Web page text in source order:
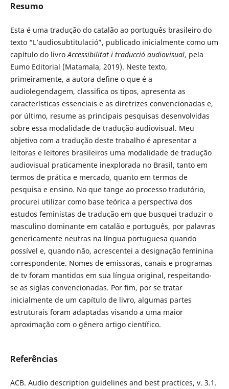
Resumo
Esta é uma tradução do catalão ao português brasileiro do
texto “L’audiosubtitulació”, publicado inicialmente como um
capítulo do livroAccessibilitat i traducció audiovisual, pela
Eumo Editorial (Matamala, 2019). Neste texto,
primeiramente, a autora define o que é a
audiolegendagem, classifica os tipos, apresenta as
características essenciais e as diretrizes convencionadas e,
por último, resume as principais pesquisas desenvolvidas
sobre essa modalidade de tradução audiovisual. Meu
objetivo com a tradução deste trabalho é apresentar a
leitoras e leitores brasileiros uma modalidade de tradução
audiovisual praticamente inexplorada no Brasil, tanto em
termos de prática e mercado, quanto em termos de
pesquisa e ensino. No que tange ao processo tradutório,
procurei utilizar como base teórica a perspectiva dos
estudos feministas de tradução em que busquei traduzir o
masculino dominante em catalão e português, por palavras
genericamente neutras na língua portuguesa quando
possível e, quando não, acrescentei a designação feminina
correspondente. Nomes de emissoras, canais e programas
de tv foram mantidos em sua língua original, respeitando-
se as siglas convencionadas. Por fim, por se tratar
inicialmente de um capítulo de livro, algumas partes
estruturais foram adaptadas visando a uma maior
aproximação com o gênero artigo científico.
Referências
ACB. Audio description guidelines and best practices, v. 3.1.